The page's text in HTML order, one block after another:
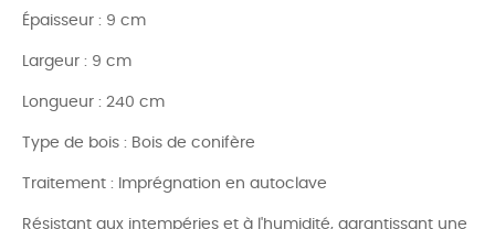
Épaisseur : 9 cm
Largeur : 9 cm
Longueur : 240 cm
Type de bois : Bois de conifère
Traitement : Imprégnation en autoclave
Résistant aux intempéries et à l'humidité, garantissant une